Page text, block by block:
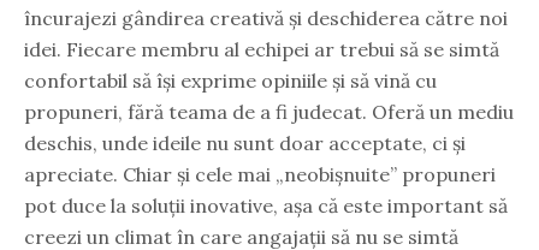
încurajezi gândirea creativă și deschiderea către noi
idei. Fiecare membru al echipei ar trebui să se simtă
confortabil să își exprime opiniile și să vină cu
propuneri, fără teama de a fi judecat. Oferă un mediu
deschis, unde ideile nu sunt doar acceptate, ci și
apreciate. Chiar și cele mai „neobișnuite” propuneri
pot duce la soluții inovative, așa că este important să
creezi un climat în care angajații să nu se simtă